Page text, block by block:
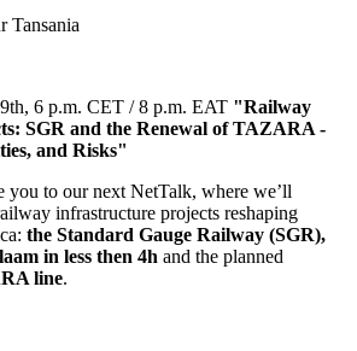
6 p.m. CET / 8 p.m. EAT "Railway
SGR and the Renewal of TAZARA -
and Risks"
you to our next NetTalk, where we’ll
infrastructure projects reshaping
the Standard Gauge Railway (SGR),
in less then 4h and the planned
line.